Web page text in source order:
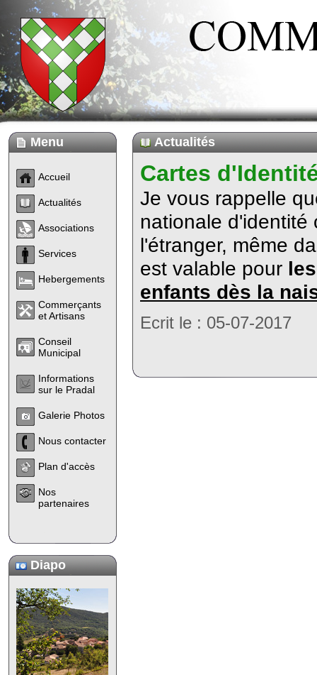
Menu
Accueil
Actualités
Associations
Services
Hebergements
Commerçants
et Artisans
Conseil
Municipal
Informations
sur le Pradal
Galerie Photos
Nous contacter
Plan d'accès
Nos
partenaires
Diapo
Actualités
Cartes
Je vous rappelle
nationale d'identité
l'étranger, même
est valable pour
enfants dès la
Ecrit le : 05-07-2017